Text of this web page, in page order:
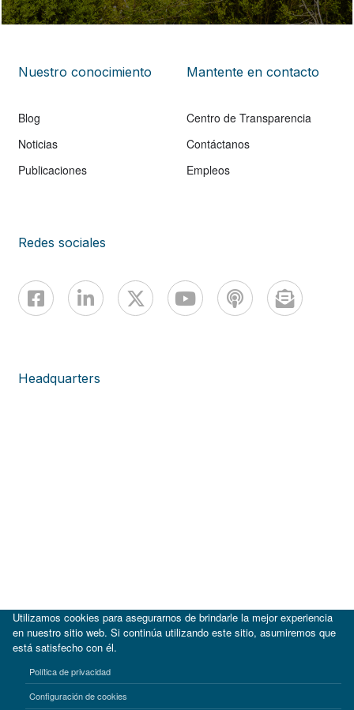
Nuestro conocimiento
Blog
Noticias
Publicaciones
Mantente en contacto
Centro de Transparencia
Contáctanos
Empleos
Redes sociales
Headquarters
Términos de uso Aviso de privacidad
Utilizamos cookies para asegurarnos de brindarle la mejor experiencia
en nuestro sitio web. Si continúa utilizando este sitio, asumiremos que
está satisfecho con él.
Política de privacidad
Configuración de cookies